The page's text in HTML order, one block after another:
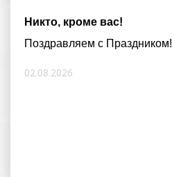
Никто, кроме вас!
Поздравляем с Праздником!
02.08.2026